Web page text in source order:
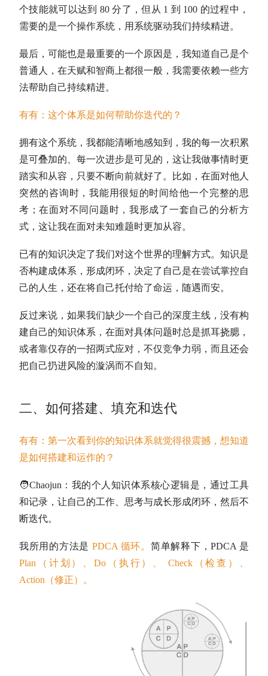
个技能就可以达到 80 分了，但从 1 到 100 的过程中，
需要的是一个操作系统，用系统驱动我们持续精进。
最后，可能也是最重要的一个原因是，我知道自己是个
普通人，在天赋和智商上都很一般，我需要依赖一些方
法帮助自己持续精进。
有有：这个体系是如何帮助你迭代的？
拥有这个系统，我都能清晰地感知到，我的每一次积累
是可叠加的、每一次进步是可见的，这让我做事情时更
踏实和从容，只要不断向前就好了。比如，在面对他人
突然的咨询时，我能用很短的时间给他一个完整的思
考；在面对不同问题时，我形成了一套自己的分析方
式，这让我在面对未知难题时更加从容。
已有的知识决定了我们对这个世界的理解方式。知识是
否构建成体系，形成闭环，决定了自己是在尝试掌控自
己的人生，还在将自己托付给了命运，随遇而安。
反过来说，如果我们缺少一个自己的深度主线，没有构
建自己的知识体系，在面对具体问题时总是抓耳挠腮，
或者靠仅存的一招两式应对，不仅竞争力弱，而且还会
把自己扔进风险的漩涡而不自知。
二、如何搭建、填充和迭代
有有：第一次看到你的知识体系就觉得很震撼，想知道
是如何搭建和运作的？
🧑Chaojun： 我的个人知识体系核心逻辑是， 通过工具
和记录，让自己的工作、思考与成长形成闭环，然后不
断迭代。
我所用的方法是 PDCA 循环。 简单解释下，PDCA 是
Plan（计划）、Do（执行）、 Check（检查）、
Action（修正）。